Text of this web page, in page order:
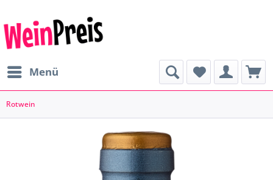
Menü
Rotwein